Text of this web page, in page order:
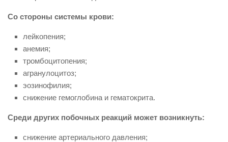
Со стороны системы крови:
лейкопения;
анемия;
тромбоцитопения;
агранулоцитоз;
эозинофилия;
снижение гемоглобина и гематокрита.
Среди других побочных реакций может возникнуть:
снижение артериального давления;